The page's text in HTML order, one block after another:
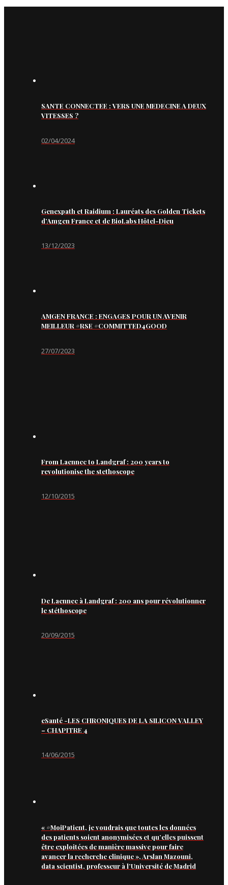
SANTE CONNECTEE : VERS UNE MEDECINE A DEUX
VITESSES ?
02/04/2024
Genexpath et Raidium : Lauréats des Golden Tickets
d’Amgen France et de BioLabs Hôtel-Dieu
13/12/2023
AMGEN FRANCE : ENGAGES POUR UN AVENIR
MEILLEUR #RSE #COMMITTED4GOOD
27/07/2023
From Laennec to Landgraf : 200 years to
revolutionise the stethoscope
12/10/2015
De Laennec à Landgraf : 200 ans pour révolutionner
le stéthoscope
20/09/2015
eSanté -LES CHRONIQUES DE LA SILICON VALLEY
– CHAPITRE 4
14/06/2015
« #MoiPatient, je voudrais que toutes les données
des patients soient anonymisées et qu’elles puissent
être exploitées de manière massive pour faire
avancer la recherche clinique », Arslan Mazouni,
data scientist, professeur à l’Université de Madrid